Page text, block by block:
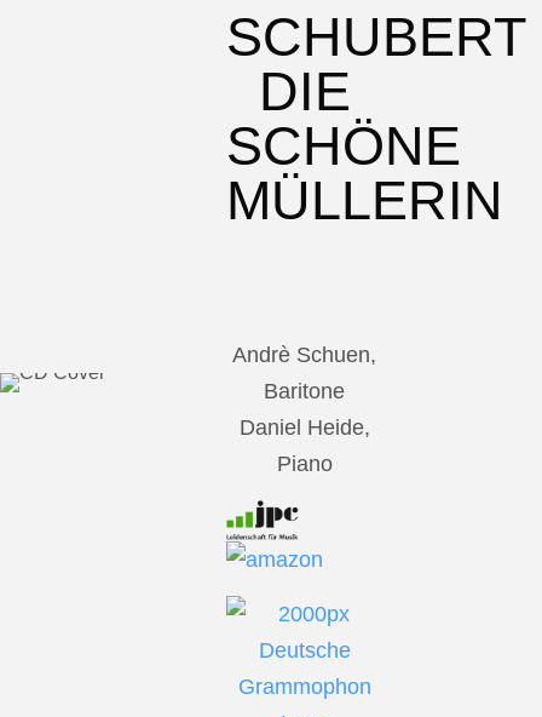
SCHUBERT
DIE
SCHÖNE
MÜLLERIN
Andrè Schuen,
Baritone
Daniel Heide,
Piano